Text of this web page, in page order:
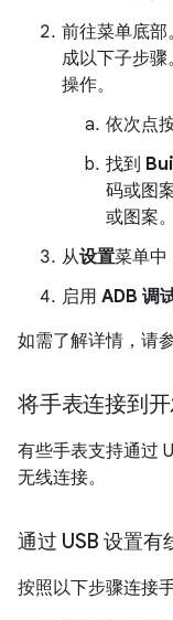
前往菜单底
成以下子步
操作。
依次点
找到
码或图
或图案。
从设置菜单中
启用 ADB 调
如需了解详情，请
将手表连接到
有些手表支持通过
无线连接。
通过 USB 设置有
按照以下步骤连接